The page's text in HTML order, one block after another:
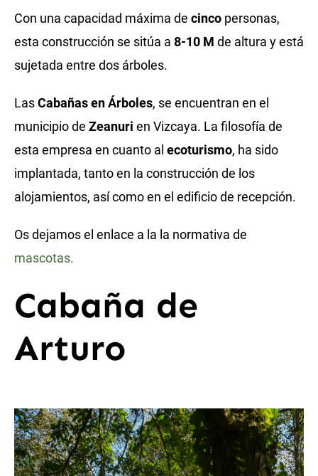
Con una capacidad máxima de cinco personas,
esta construcción se sitúa a 8-10 M de altura y está
sujetada entre dos árboles.
LasCabañas en Árboles, se encuentran en el
municipio de Zeanuri en Vizcaya. La filosofía de
esta empresa en cuanto al ecoturismo, ha sido
implantada, tanto en la construcción de los
alojamientos, así como en el edificio de recepción.
Os dejamos el enlace a la la normativa de
mascotas.
Cabaña de
Arturo